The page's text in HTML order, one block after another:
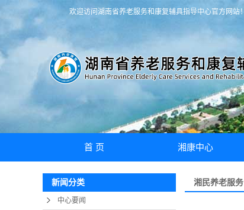
欢迎访问湖南省养老服务和康复辅具指导中心官方网站！
首 页 湘康中心
中心介绍
荣誉资质
新闻分类
中心要闻
湘民养老服务